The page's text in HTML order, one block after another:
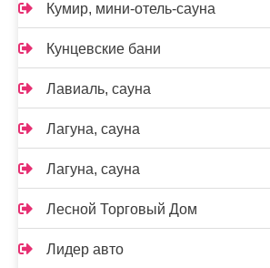
Кумир, мини-отель-сауна
Кунцевские бани
Лавиаль, сауна
Лагуна, сауна
Лагуна, сауна
Лесной Торговый Дом
Лидер авто